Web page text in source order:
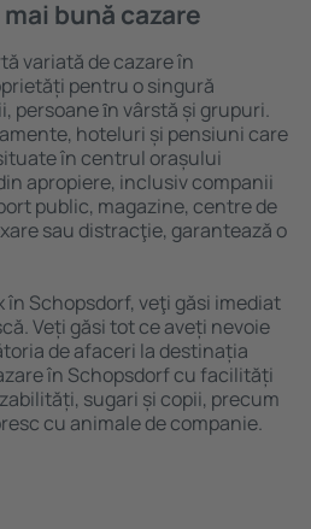
bună cazare
variată de cazare în
pentru o singură
persoane ȋn vârstă și grupuri.
hoteluri și pensiuni care
în centrul orașului
apropiere, inclusiv companii
public, magazine, centre de
sau distracţie, garantează o
în Schopsdorf, veţi găsi imediat
Veți găsi tot ce aveți nevoie
de afaceri la destinația
în Schopsdorf cu facilități
sugari și copii, precum
cu animale de companie.